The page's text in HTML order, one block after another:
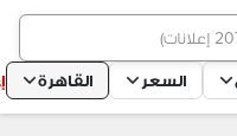
)
السعر القاهرة